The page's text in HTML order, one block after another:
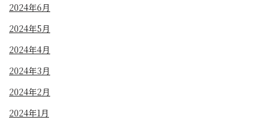
2024年6月
2024年5月
2024年4月
2024年3月
2024年2月
2024年1月